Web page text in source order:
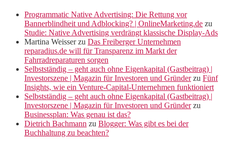
Programmatic Native Advertising: Die Rettung vor
Bannerblindheit und Adblocking? | OnlineMarketing.de zu
Studie: Native Advertising verdrängt klassische Display-Ads
Martina Weisserzu Das Freiberger Unternehmen
reparadius.de will für Transparenz im Markt der
Fahrradreparaturen sorgen
Selbstständig – geht auch ohne Eigenkapital (Gastbeitrag) |
Investorszene | Magazin für Investoren und Gründerzu Fünf
Insights, wie ein Venture-Capital-Unternehmen funktioniert
Selbstständig – geht auch ohne Eigenkapital (Gastbeitrag) |
Investorszene | Magazin für Investoren und Gründerzu
Businessplan: Was genau ist das?
Dietrich Bachmann zu Blogger: Was gibt es bei der
Buchhaltung zu beachten?